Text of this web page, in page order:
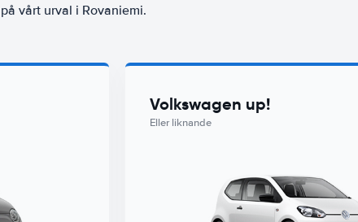
vårt urval i Rovaniemi.
Volkswagen up!
Eller liknande